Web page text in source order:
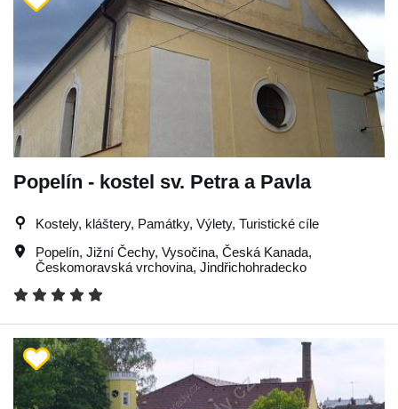
Popelín - kostel sv. Petra a Pavla
Kostely, kláštery, Památky, Výlety, Turistické cíle
Popelín, Jižní Čechy, Vysočina, Česká Kanada,
Českomoravská vrchovina, Jindřichohradecko